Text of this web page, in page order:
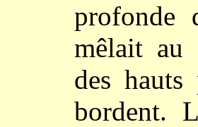
profonde
mêlait au
des
bordent.